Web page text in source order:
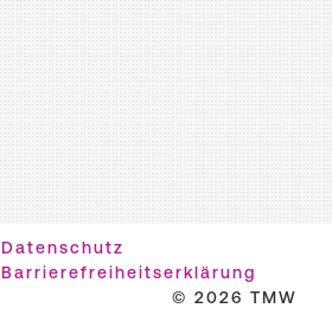
Datenschutz
Barrierefreiheitserklärung
© 2026 TMW